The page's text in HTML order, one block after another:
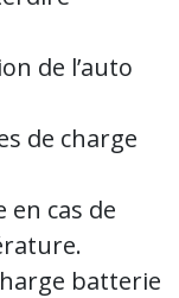
de l’auto
de charge
cas de
batterie